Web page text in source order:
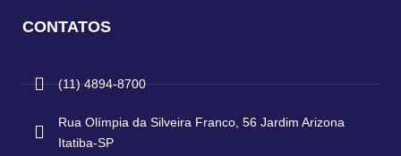
CONTATOS
(11) 4894-8700
Rua Olímpia da Silveira Franco, 56 Jardim Arizona
Itatiba-SP